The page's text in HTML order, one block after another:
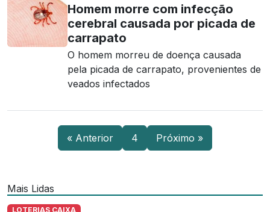
Homem morre com infecção
cerebral causada por picada de
carrapato
O homem morreu de doença causada
pela picada de carrapato, provenientes de
veados infectados
« Anterior 4 Próximo »
Mais Lidas
LOTERIAS CAIXA